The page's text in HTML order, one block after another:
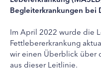
Begleiterkrankungen bei
Im April 2022 wurde die
Fettlebererkrankung
wir einen Überblick über
aus dieser Leitlinie.